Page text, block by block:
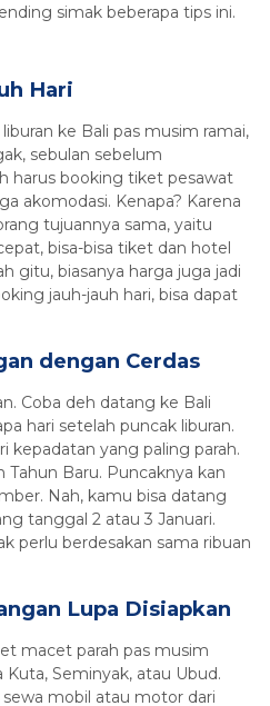
simak beberapa tips ini.
Hari
ke Bali pas musim ramai,
sebulan sebelum
harus booking tiket pesawat
akomodasi. Kenapa? Karena
tujuannya sama, yaitu
bisa-bisa tiket dan hotel
gitu, biasanya harga juga jadi
jauh-jauh hari, bisa dapat
dengan Cerdas
Coba deh datang ke Bali
hari setelah puncak liburan.
kepadatan yang paling parah.
Tahun Baru. Puncaknya kan
Nah, kamu bisa datang
tanggal 2 atau 3 Januari.
perlu berdesakan sama ribuan
Lupa Disiapkan
macet parah pas musim
Kuta, Seminyak, atau Ubud.
mobil atau motor dari